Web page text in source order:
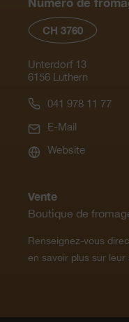
CH 3760
Unterdorf 13
6156 Luthern
041 978 11 77
E-Mail
Website
Vente
Boutique de
Renseignez-vous
en savoir plus sur leur